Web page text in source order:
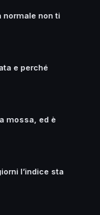
normale non ti
e perché
mossa, ed è
l’indice sta